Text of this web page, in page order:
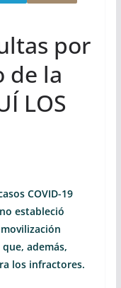
por
de la
LOS
COVID-19
estableció
además,
los infractores.